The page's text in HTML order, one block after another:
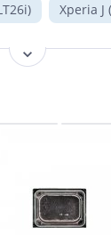
Xperia J
(ST23i)
Показать ещё